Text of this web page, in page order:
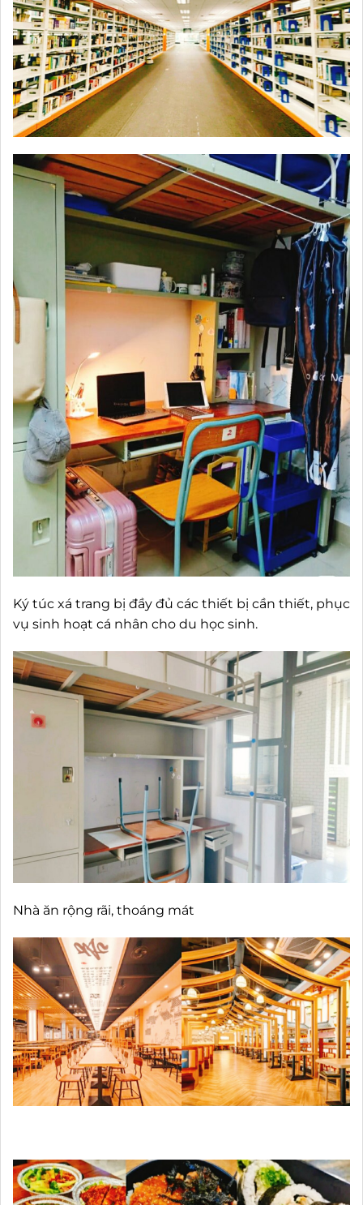
Ký túc xá trang bị đầy đủ các thiết bị cần thiết, phục
vụ sinh hoạt cá nhân cho du học sinh.
Nhà ăn rộng rãi, thoáng mát